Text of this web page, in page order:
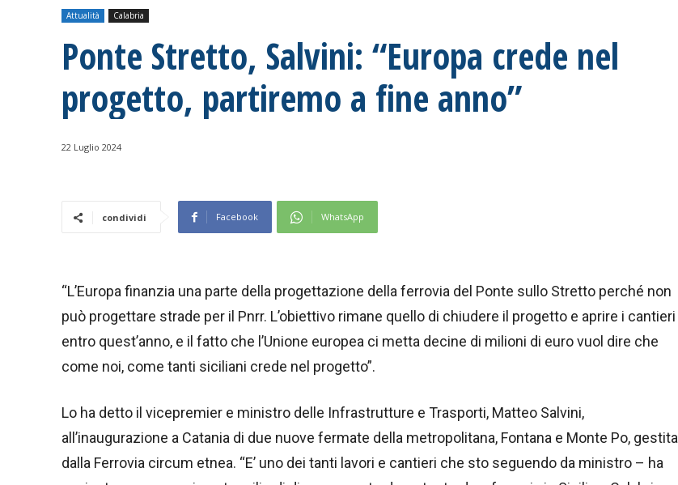
Attualità Calabria
Ponte Stretto, Salvini: “Europa crede nel
progetto, partiremo a fine anno”
22 Luglio 2024
condividi Facebook WhatsApp
“L’Europa finanzia una parte della progettazione della ferrovia del Ponte sullo Stretto perché non
può progettare strade per il Pnrr. L’obiettivo rimane quello di chiudere il progetto e aprire i cantieri
entro quest’anno, e il fatto che l’Unione europea ci metta decine di milioni di euro vuol dire che
come noi, come tanti siciliani crede nel progetto”.
Lo ha detto il vicepremier e ministro delle Infrastrutture e Trasporti, Matteo Salvini,
all’inaugurazione a Catania di due nuove fermate della metropolitana, Fontana e Monte Po, gestita
dalla Ferrovia circum etnea. “E’ uno dei tanti lavori e cantieri che sto seguendo da ministro – ha